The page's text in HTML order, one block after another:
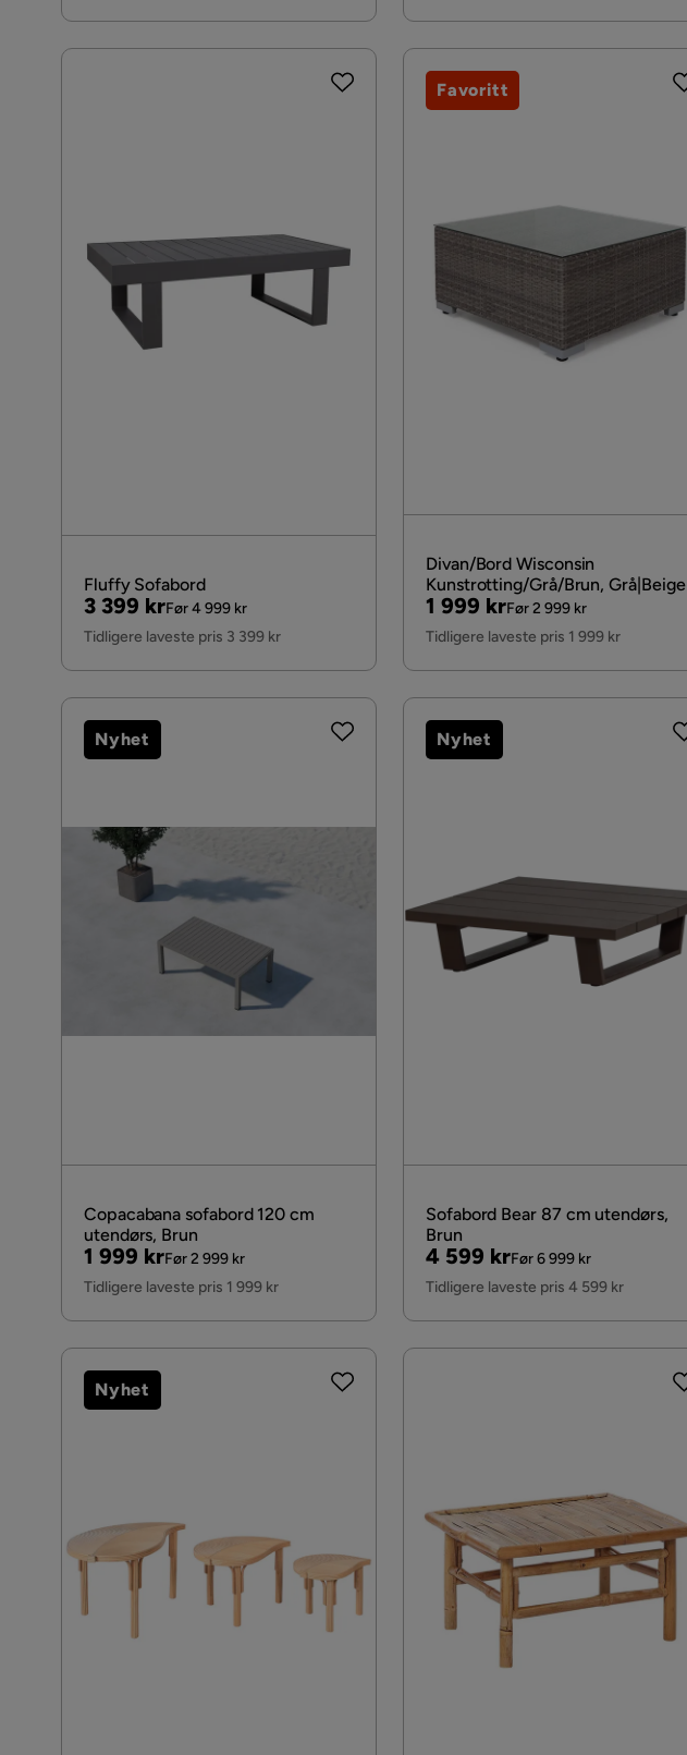
Fluffy Sofabord
Pris
3 399 kr
Original
Pris
Før 4 999 kr
Tidligere laveste pris 3 399 kr
Divan/Bord Wisconsin
Kunstrotting/Grå/Brun, Grå|Beige
Pris
1 999 kr
Original
Pris
Før 2 999 kr
Tidligere laveste pris 1 999 kr
Favoritt
Copacabana sofabord 120 cm
utendørs, Brun
Pris
1 999 kr
Original
Pris
Før 2 999 kr
Tidligere laveste pris 1 999 kr
Nyhet
Sofabord Bear 87 cm utendørs,
Brun
Pris
4 599 kr
Original
Pris
Før 6 999 kr
Tidligere laveste pris 4 599 kr
Nyhet
Nyhet